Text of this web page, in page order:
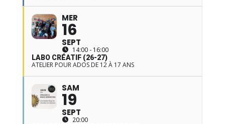
MER
16
SEPT
14:00 - 16:00
LABO CRÉATIF (26-27)
ATELIER POUR ADOS DE 12 À 17 ANS
SAM
19
SEPT
20:00